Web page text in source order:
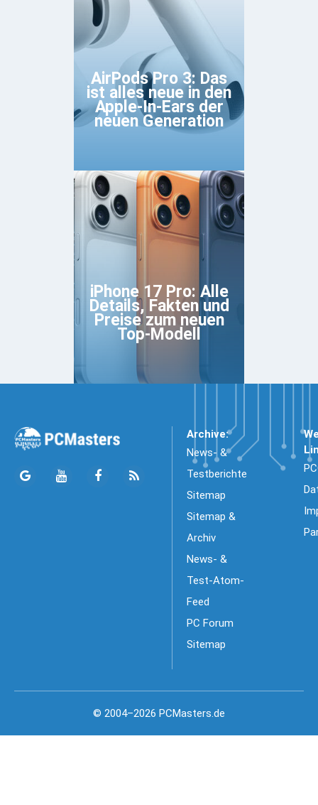
AirPods Pro 3: Das
ist alles neue in den
Apple-In-Ears der
neuen Generation
iPhone 17 Pro: Alle
Details, Fakten und
Preise zum neuen
Top-Modell
Archive:
News- &
Testberichte
Sitemap
Sitemap &
Archiv
News- &
Test-Atom-
Feed
PC Forum
Sitemap
© 2004–2026 PCMasters.de